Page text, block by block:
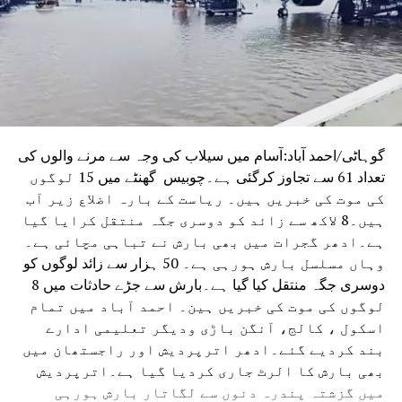
منسوخ کر دیا تھا، جس کے تحت مسلم برادری کو اس مقام پر
جمعہ کی نماز ادا کرنے کی اجازت حاصل تھی۔
گوہاٹی/احمد آباد:آسام میں سیلاب کی وجہ سے مرنے والوں کی
تعداد 61 سے تجاوز کرگئی ہے۔چوبیس گھنٹے میں 15 لوگوں
کی موت کی خبریں ہیں۔ ریاست کے بارہ اضلاع زیر آب
ہیں۔8 لاکھ سے زائد کو دوسری جگہ منتقل کرایا گیا
ہے۔ادھر گجرات میں بھی بارش نے تباہی مچائی ہے۔
وہاں مسلسل بارش ہورہی ہے۔ 50 ہزار سے زائد لوگوں کو
دوسری جگہ منتقل کیا گیا ہے۔بارش سے جڑے حادثات میں 8
لوگوں کی موت کی خبریں ہین۔ احمد آباد میں تمام
اسکول ، کالج، آنگن باڑی ودیگر تعلیمی ادارے
بند کردیے گئے۔ادھر اترپردیش اور راجستھان میں
بھی بارش کا الرٹ جاری کردیا گیا ہے۔اترپردیش
میں گزشتہ پندرہ دنوں سے لگاتار بارش ہورہی